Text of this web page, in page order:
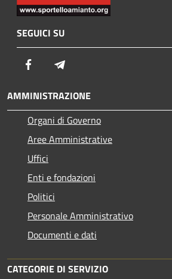
SEGUICI SU
Facebook
AMMINISTRAZIONE
Organi di Governo
Aree Amministrative
Uffici
Enti e fondazioni
Politici
Personale Amministrativo
Documenti e dati
CATEGORIE DI SERVIZIO